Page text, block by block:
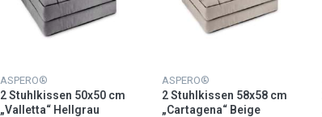
ASPERO®
2 Stuhlkissen 50x50 cm
„Valletta“ Hellgrau
ASPERO®
2 Stuhlkissen 58x58 cm
„Cartagena“ Beige